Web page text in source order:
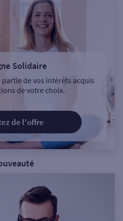
Solidaire
de vos intérêts acquis
de votre choix.
de l'offre